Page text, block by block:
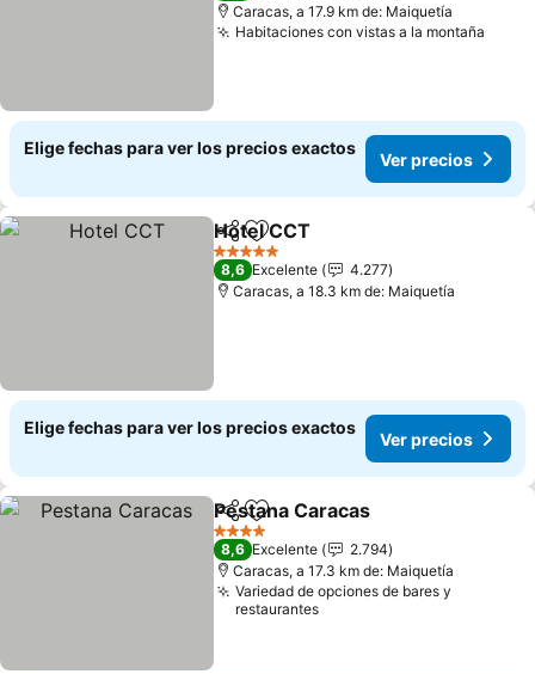
Caracas, a 17.9 km de: Maiquetía
Habitaciones con vistas a la montaña
Elige fechas para ver los precios exactos
Ver precios
CompartirAgregar a favoritos
Hotel CCT
5 Estrellas
8,6 Excelente
4.277
Caracas, a 18.3 km de: Maiquetía
Elige fechas para ver los precios exactos
Ver precios
CompartirAgregar a favoritos
Pestana Caracas
4 Estrellas
8,6 Excelente
2.794
Caracas, a 17.3 km de: Maiquetía
Variedad de opciones de bares y
restaurantes